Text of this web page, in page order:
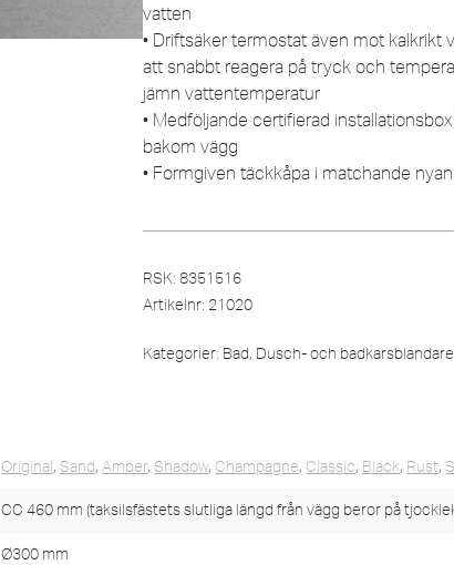
vatten
• Driftsäker termostat även mot
att snabbt reagera på tryck och
jämn vattentemperatur
• Medföljande certifierad
bakom vägg
• Formgiven täckkåpa i matchande
RSK: 8351516
Artikelnr: 21020
Kategorier: Bad, Dusch- och
Original, Sand,Amber, Shadow, Champagne, Classic, Black, Rust,
CC 460 mm (taksilsfästets slutliga längd från vägg beror på
Ø300 mm